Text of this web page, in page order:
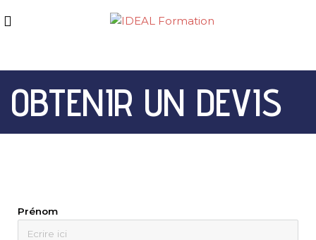
OBTENIR UN DEVIS
Prénom